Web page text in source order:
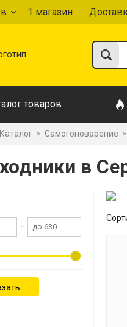
1 магазин
товаров
Каталог » Самогоноварение »
в
—